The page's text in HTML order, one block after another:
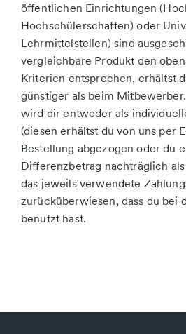
öffentlichen Einrichtungen
Hochschülerschaften) oder
Lehrmittelstellen) sind
vergleichbare Produkt den
Kriterien entsprechen, erhältst
günstiger als beim
wird dir entweder als
(diesen erhältst du von uns per
Bestellung abgezogen oder du
Differenzbetrag nachträglich
das jeweils verwendete
zurücküberwiesen, dass du bei
benutzt hast.